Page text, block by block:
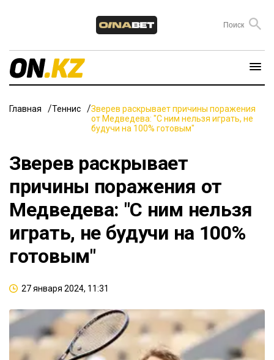
Главная Теннис
Зверев раскрывает причины поражения
от Медведева: "С ним нельзя играть, не
будучи на 100% готовым"
Зверев раскрывает
причины поражения от
Медведева: "С ним нельзя
играть, не будучи на 100%
готовым"
27 января 2024, 11:31